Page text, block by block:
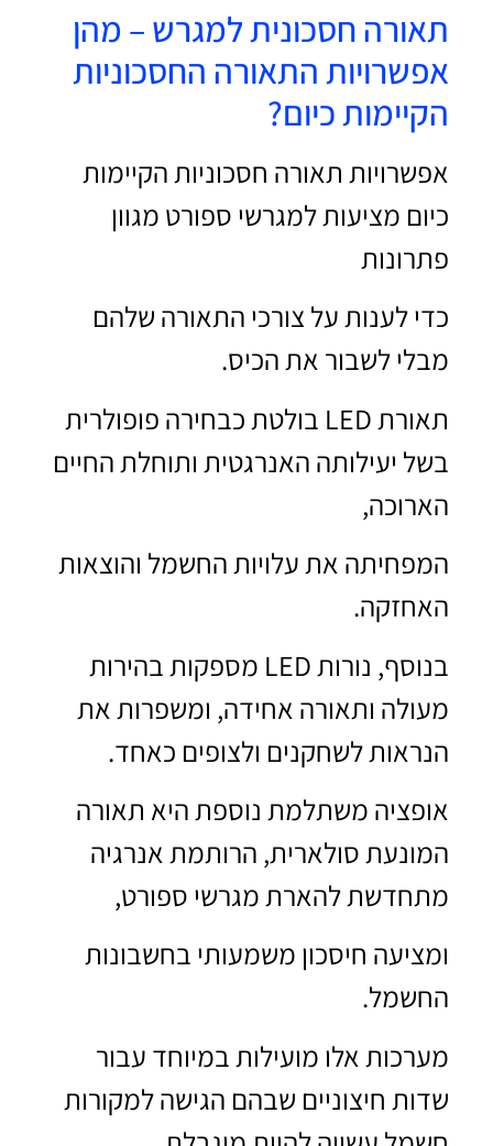
תאורה חסכונית למגרש – מהן
אפשרויות התאורה החסכוניות
הקיימות כיום?
אפשרויות תאורה חסכוניות הקיימות
כיום מציעות למגרשי ספורט מגוון
פתרונות
כדי לענות על צורכי התאורה שלהם
מבלי לשבור את הכיס.
תאורת LED בולטת כבחירה פופולרית
בשל יעילותה האנרגטית ותוחלת החיים
הארוכה,
המפחיתה את עלויות החשמל והוצאות
האחזקה.
בנוסף, נורות LED מספקות בהירות
מעולה ותאורה אחידה, ומשפרות את
הנראות לשחקנים ולצופים כאחד.
אופציה משתלמת נוספת היא תאורה
המונעת סולארית, הרותמת אנרגיה
מתחדשת להארת מגרשי ספורט,
ומציעה חיסכון משמעותי בחשבונות
החשמל.
מערכות אלו מועילות במיוחד עבור
שדות חיצוניים שבהם הגישה למקורות